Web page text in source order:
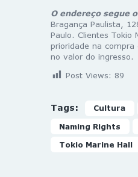
O endereço segue
Bragança Paulista,
Paulo. Clientes Tokio
prioridade na
no valor do ingresso.
Post Views: 89
Tags: Cultura
Naming Rights
Tokio Marine Hall